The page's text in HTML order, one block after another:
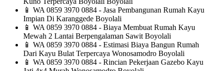
📱 WA 0859 3970 0884 - Jasa Pembangunan Rumah Kayu
Impian Di Karanggede Boyolali
📱 WA 0859 3970 0884 - Biaya Membuat Rumah Kayu
Mewah 2 Lantai Berpengalaman Sawit Boyolali
📱 WA 0859 3970 0884 - Estimasi Biaya Bangun Rumah
Dari Kayu Bulat Terpercaya Wonosamodro Boyolali
📱 WA 0859 3970 0884 - Rincian Pekerjaan Gazebo Kayu